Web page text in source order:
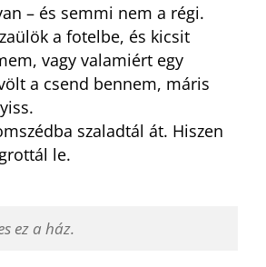
– és semmi nem a régi.
a fotelbe, és kicsit
vagy valamiért egy
a csend bennem, máris
szaladtál át. Hiszen
le.
ez a ház.